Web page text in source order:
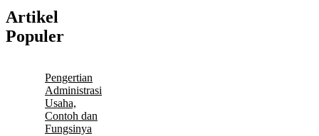
Artikel
Populer
Pengertian
Administrasi
Usaha,
Contoh dan
Fungsinya